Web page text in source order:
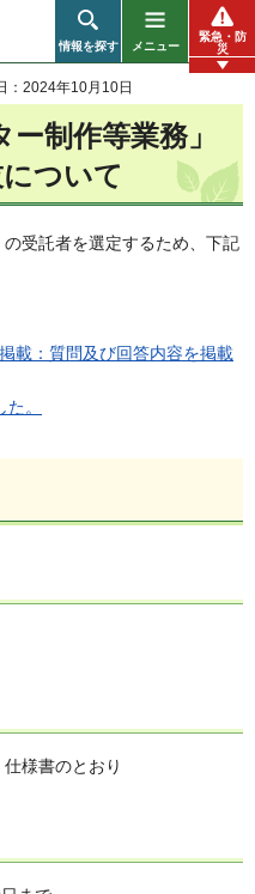
情報を探す メニュー
緊急・防
災
：2024年10月10日
ー制作等業務」
ついて
の受託者を選定するため、下記
載：質問及び回答内容を掲載
。
様書のとおり